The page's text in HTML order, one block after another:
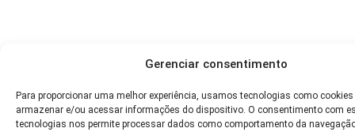
Gerenciar consentimento
Para proporcionar uma melhor experiência, usamos tecnologias como cookies
armazenar e/ou acessar informações do dispositivo. O consentimento com
tecnologias nos permite processar dados como comportamento da